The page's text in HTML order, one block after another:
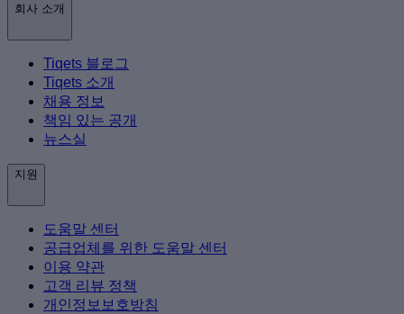
회사 소개
Tiqets 블로그
Tiqets 소개
채용 정보
책임 있는 공개
뉴스실
지원
도움말 센터
공급업체를 위한 도움말 센터
이용 약관
고객 리뷰 정책
개인정보보호방침